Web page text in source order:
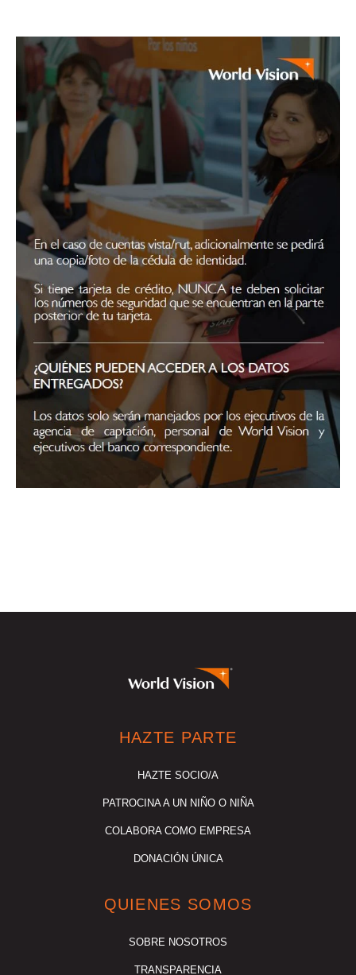
HAZTE PARTE
HAZTE SOCIO/A
PATROCINA A UN NIÑO O NIÑA
COLABORA COMO EMPRESA
DONACIÓN ÚNICA
QUIENES SOMOS
SOBRE NOSOTROS
TRANSPARENCIA